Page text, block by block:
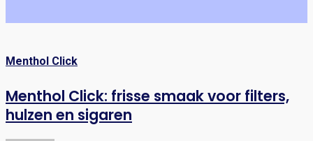
Menthol Click
Menthol Click: frisse smaak voor filters,
hulzen en sigaren